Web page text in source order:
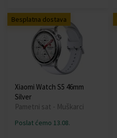
Besplatna dostava
Xiaomi Watch S5 46mm
Silver
Pametni sat - Muškarci
Poslat ćemo 13.08.